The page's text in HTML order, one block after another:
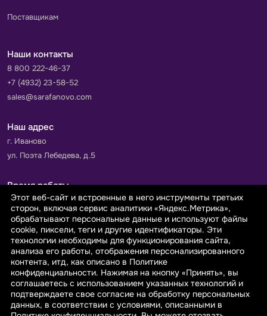
Поставщикам
Наши контакты
8 800 222-46-37
+7 (4932) 23-58-52
sales@sarafanovo.com
Наш адрес
г. Иваново
ул. Поэта Лебедева, д.5
Время работы
Пн-Пт с 9.00 до 18.00
Сб-Вс: выходной
Принимаем к оплате
© 2026 sarafanovo.com - Интернет-магазин "САРАФАНОВО"
Этот веб-сайт и встроенные в него инструменты третьих
сторон, включая сервис аналитики «Яндекс.Метрика»,
обрабатывают персональные данные и используют файлы
cookie, пиксели, теги и другие идентификаторы. Эти
технологии необходимы для функционирования сайта,
анализа его работы, отображения персонализированного
контента, итд, как описано в Политике
конфиденциальности. Нажимая на кнопку «Принять», вы
соглашаетесь с использованием указанных технологий и
подтверждаете свое согласие на обработку персональных
данных, в соответствии с условиями, описанными в